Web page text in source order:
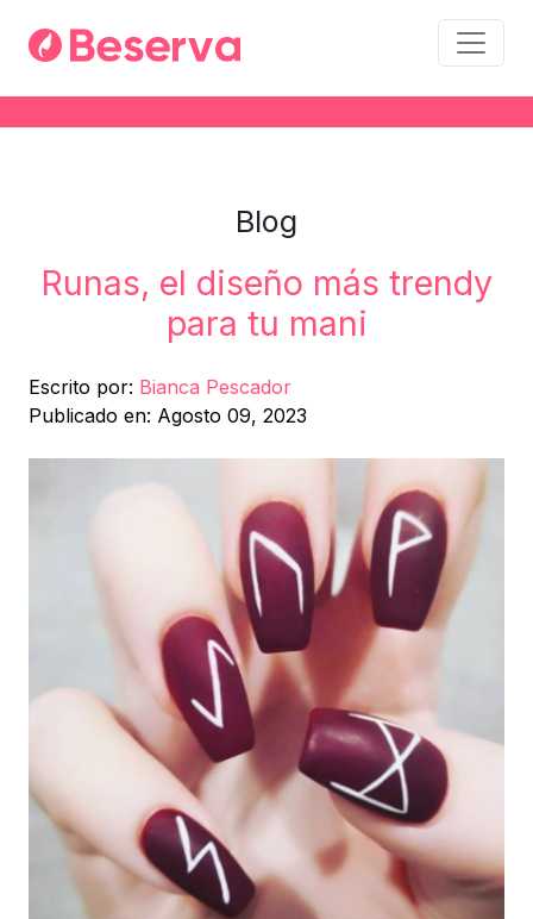
Blog
Runas, el diseño más trendy
para tu mani
Escrito por: Bianca Pescador
Publicado en: Agosto 09, 2023